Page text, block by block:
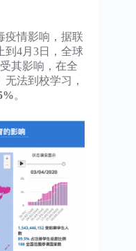
疫情影响，据联
到4月3日，全球
其影响，在全
无法到校学习，
。